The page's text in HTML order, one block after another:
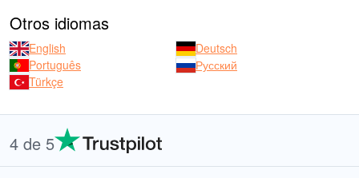
Otros idiomas
English
Deutsch
Português
Русский
Türkçe
4 de 5